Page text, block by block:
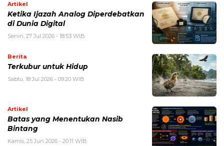
Artikel
Ketika Ijazah Analog Diperdebatkan
di Dunia Digital
Senin, 27 Jul 2026 - 18:53 WIB
Berita
Terkubur untuk Hidup
Sabtu, 18 Jul 2026 - 09:20 WIB
Artikel
Batas yang Menentukan Nasib
Bintang
Kamis, 25 Jun 2026 - 20:11 WIB